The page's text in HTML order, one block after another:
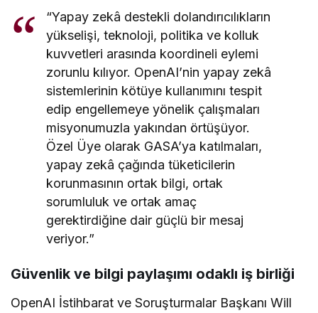
“Yapay zekâ destekli dolandırıcılıkların
yükselişi, teknoloji, politika ve kolluk
kuvvetleri arasında koordineli eylemi
zorunlu kılıyor. OpenAI’nin yapay zekâ
sistemlerinin kötüye kullanımını tespit
edip engellemeye yönelik çalışmaları
misyonumuzla yakından örtüşüyor.
Özel Üye olarak GASA’ya katılmaları,
yapay zekâ çağında tüketicilerin
korunmasının ortak bilgi, ortak
sorumluluk ve ortak amaç
gerektirdiğine dair güçlü bir mesaj
veriyor.”
Güvenlik ve bilgi paylaşımı odaklı iş birliği
OpenAI İstihbarat ve Soruşturmalar Başkanı Will